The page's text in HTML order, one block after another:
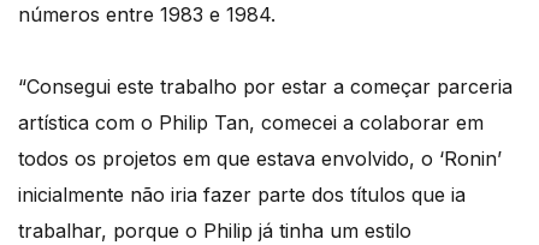
números entre 1983 e 1984.
“Consegui este trabalho por estar a começar parceria
artística com o Philip Tan, comecei a colaborar em
todos os projetos em que estava envolvido, o ‘Ronin’
inicialmente não iria fazer parte dos títulos que ia
trabalhar, porque o Philip já tinha um estilo